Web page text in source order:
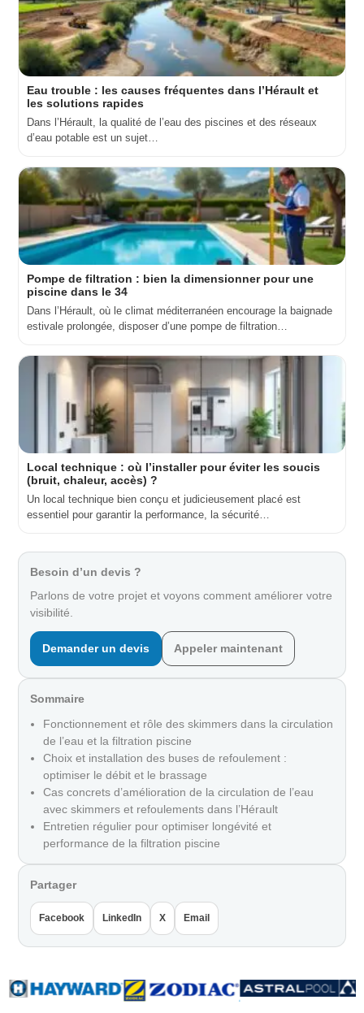
Eau trouble : les causes fréquentes dans l’Hérault et
les solutions rapides
Dans l’Hérault, la qualité de l’eau des piscines et des réseaux
d’eau potable est un sujet…
Pompe de filtration : bien la dimensionner pour une
piscine dans le 34
Dans l’Hérault, où le climat méditerranéen encourage la baignade
estivale prolongée, disposer d’une pompe de filtration…
Local technique : où l’installer pour éviter les soucis
(bruit, chaleur, accès) ?
Un local technique bien conçu et judicieusement placé est
essentiel pour garantir la performance, la sécurité…
Besoin d’un devis ?
Parlons de votre projet et voyons comment améliorer votre
visibilité.
Demander un devis Appeler maintenant
Sommaire
Fonctionnement et rôle des skimmers dans la circulation
de l’eau et la filtration piscine
Choix et installation des buses de refoulement :
optimiser le débit et le brassage
Cas concrets d’amélioration de la circulation de l’eau
avec skimmers et refoulements dans l’Hérault
Entretien régulier pour optimiser longévité et
performance de la filtration piscine
Partager
Facebook LinkedIn X Email